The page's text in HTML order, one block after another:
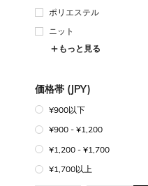
ポリエステル
ニット
もっと見る
価格帯 (JPY)
¥900以下
¥900 - ¥1,200
¥1,200 - ¥1,700
¥1,700以上